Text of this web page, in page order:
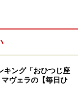
キング「おひつじ座
ヴェラの【毎日ひ